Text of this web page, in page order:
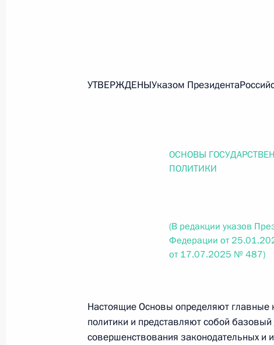
О внесении изменения в статью 2
Федеральный закон от 26.07.2026
О внесении изменений в статью 13–2
и признании утратившим силу пункта 1
изменений в Федеральный закон „Об актах
УТВЕРЖДЕНЫУказом
ОСНОВЫ
ПОЛИТИКИ
(В редакции указов
Федерации от
от 17.07.2025 № 487)
Настоящие Основы определяют главные
политики и представляют собой
совершенствования законодательных и